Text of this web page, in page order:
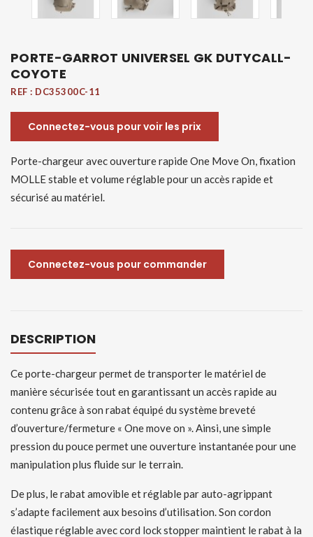
PORTE-GARROT UNIVERSEL GK DUTYCALL-
COYOTE
REF : DC35300C-11
Connectez-vous pour voir les prix
Porte-chargeur avec ouverture rapide One Move On, fixation
MOLLE stable et volume réglable pour un accès rapide et
sécurisé au matériel.
Connectez-vous pour commander
DESCRIPTION
Ce porte-chargeur permet de transporter le matériel de
manière sécurisée tout en garantissant un accès rapide au
contenu grâce à son rabat équipé du système breveté
d’ouverture/fermeture « One move on ». Ainsi, une simple
pression du pouce permet une ouverture instantanée pour une
manipulation plus fluide sur le terrain.
De plus, le rabat amovible et réglable par auto-agrippant
s’adapte facilement aux besoins d’utilisation. Son cordon
élastique réglable avec cord lock stopper maintient le rabat à la